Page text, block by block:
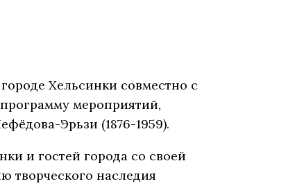
Хельсинки совместно с
мероприятий,
Эрьзи (1876-1959).
и гостей города со своей
творческого наследия